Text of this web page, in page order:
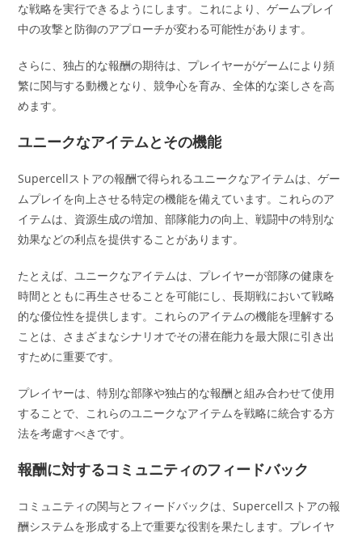
な戦略を実行できるようにします。これにより、ゲームプレイ
中の攻撃と防御のアプローチが変わる可能性があります。
さらに、独占的な報酬の期待は、プレイヤーがゲームにより頻
繁に関与する動機となり、競争心を育み、全体的な楽しさを高
めます。
ユニークなアイテムとその機能
Supercellストアの報酬で得られるユニークなアイテムは、ゲー
ムプレイを向上させる特定の機能を備えています。これらのア
イテムは、資源生成の増加、部隊能力の向上、戦闘中の特別な
効果などの利点を提供することがあります。
たとえば、ユニークなアイテムは、プレイヤーが部隊の健康を
時間とともに再生させることを可能にし、長期戦において戦略
的な優位性を提供します。これらのアイテムの機能を理解する
ことは、さまざまなシナリオでその潜在能力を最大限に引き出
すために重要です。
プレイヤーは、特別な部隊や独占的な報酬と組み合わせて使用
することで、これらのユニークなアイテムを戦略に統合する方
法を考慮すべきです。
報酬に対するコミュニティのフィードバック
コミュニティの関与とフィードバックは、Supercellストアの報
酬システムを形成する上で重要な役割を果たします。プレイヤ